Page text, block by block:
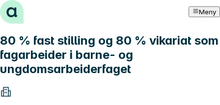
Hopp til innhold Meny
80 % fast stilling og 80 % vikariat som
fagarbeider i barne- og
ungdomsarbeiderfaget